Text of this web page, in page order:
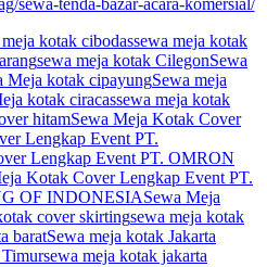
sewa-tenda-bazar-acara-komersial/
kotak cibodassewa meja kotak
sewa meja kotak CilegonSewa
Meja kotak cipayungSewa meja
kotak ciracassewa meja kotak
hitamSewa Meja Kotak Cover
Lengkap Event PT.
Lengkap Event PT. OMRON
Kotak Cover Lengkap Event PT.
OF INDONESIASewa Meja
cover skirtingsewa meja kotak
baratSewa meja kotak Jakarta
Timursewa meja kotak jakarta